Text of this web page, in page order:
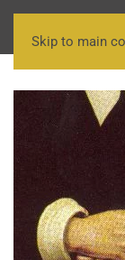
Skip to main